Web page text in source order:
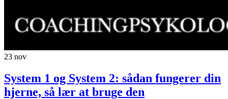
23 nov
System 1 og System 2: sådan fungerer din
hjerne, så lær at bruge den